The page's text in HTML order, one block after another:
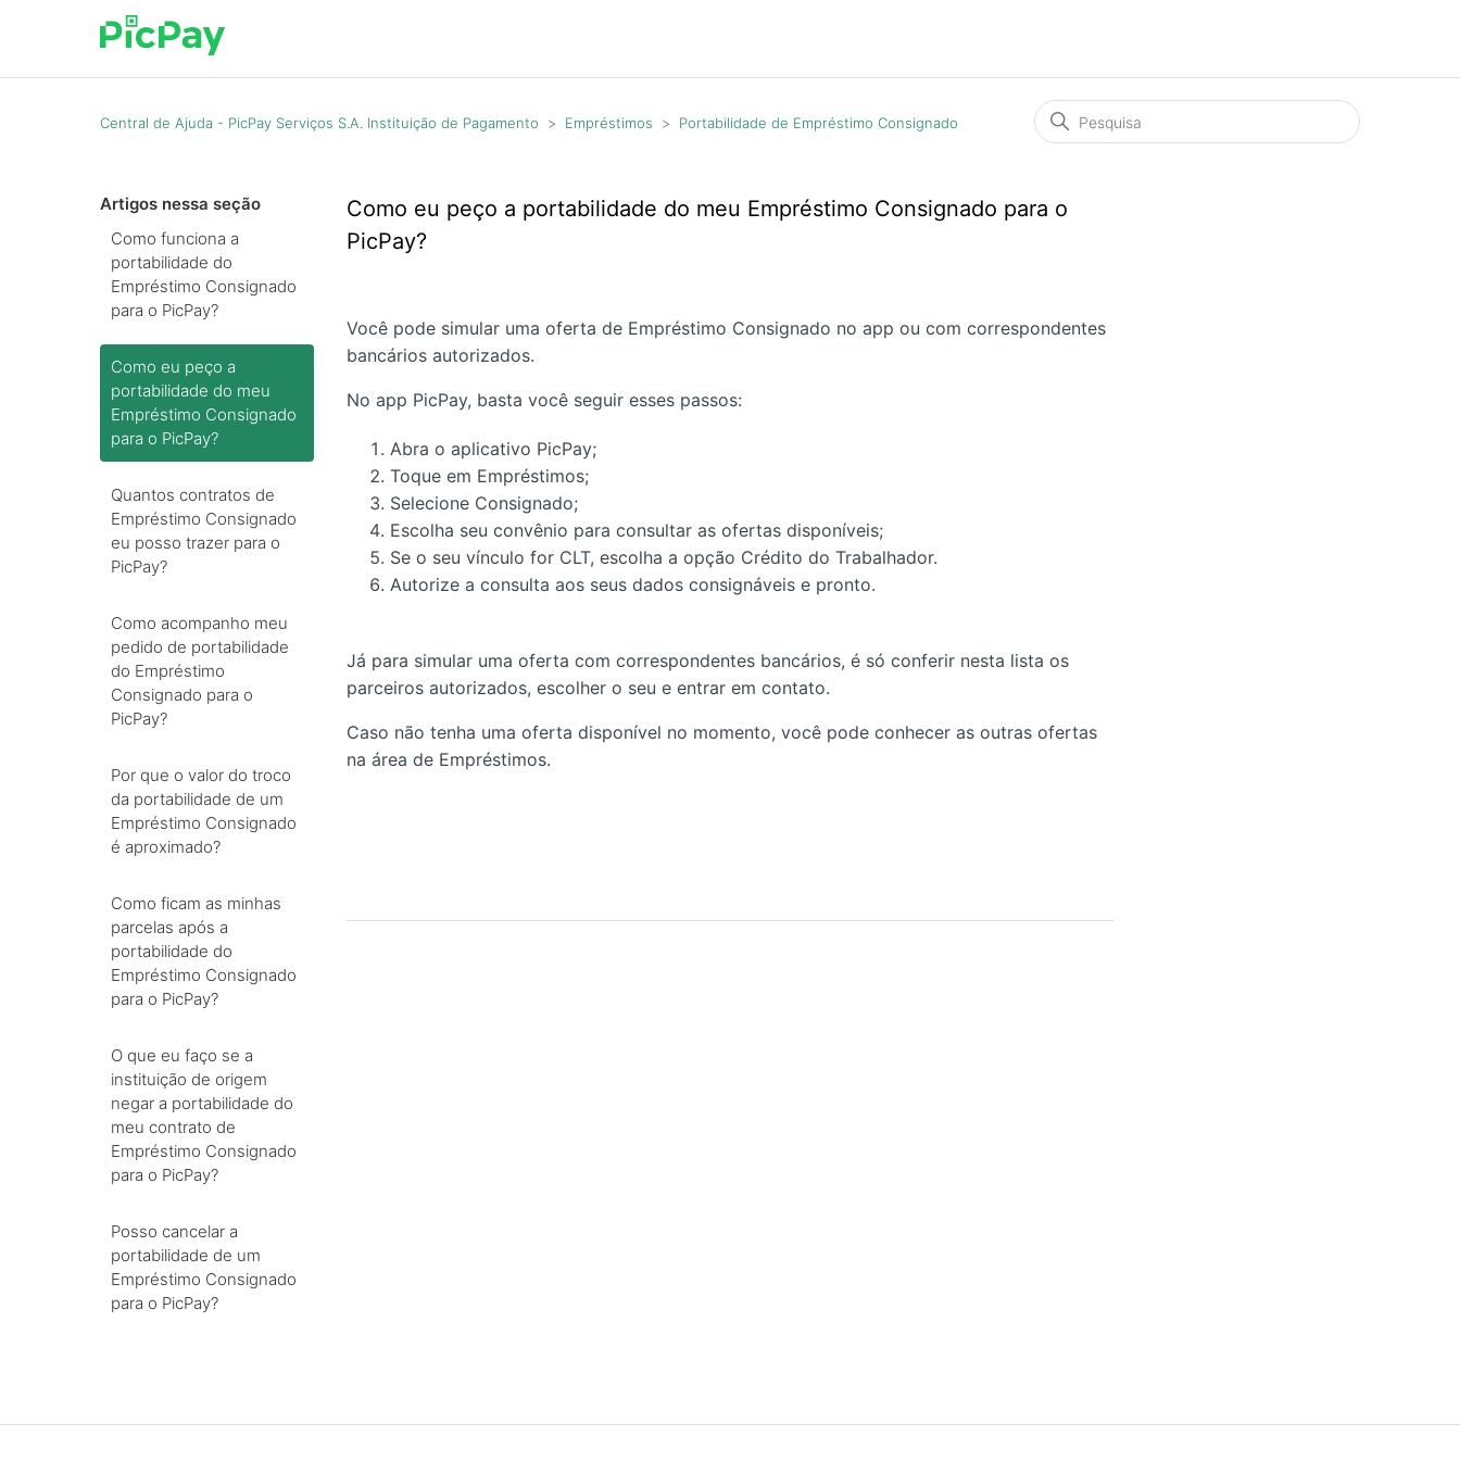
Central de Ajuda - PicPay Serviços S.A. Instituição de Pagamento Empréstimos Portabilidade de Empréstimo Consignado
Artigos nessa seção
Como funciona a
portabilidade do
Empréstimo Consignado
para o PicPay?
Como eu peço a
portabilidade do meu
Empréstimo Consignado
para o PicPay?
Quantos contratos de
Empréstimo Consignado
eu posso trazer para o
PicPay?
Como acompanho meu
pedido de portabilidade
do Empréstimo
Consignado para o
PicPay?
Por que o valor do troco
da portabilidade de um
Empréstimo Consignado
é aproximado?
Como ficam as minhas
parcelas após a
portabilidade do
Empréstimo Consignado
para o PicPay?
O que eu faço se a
instituição de origem
negar a portabilidade do
meu contrato de
Empréstimo Consignado
para o PicPay?
Posso cancelar a
portabilidade de um
Empréstimo Consignado
para o PicPay?
Como eu peço a portabilidade do meu Empréstimo Consignado para o
PicPay?
Você pode simular uma oferta de Empréstimo Consignado no app ou com correspondentes
bancários autorizados.
No app PicPay, basta você seguir esses passos:
Abra o aplicativo PicPay;
Toque em Empréstimos;
Selecione Consignado;
Escolha seu convênio para consultar as ofertas disponíveis;
Se o seu vínculo for CLT, escolha a opção Crédito do Trabalhador.
Autorize a consulta aos seus dados consignáveis e pronto.
Já para simular uma oferta com correspondentes bancários, é só conferir nesta lista os
parceiros autorizados, escolher o seu e entrar em contato.
Caso não tenha uma oferta disponível no momento, você pode conhecer as outras ofertas
na área de Empréstimos.